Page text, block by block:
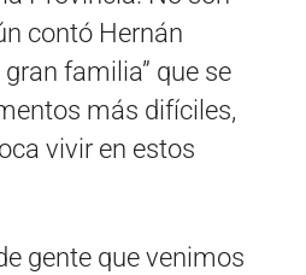
contó Hernán
familia” que se
más difíciles,
vivir en estos
gente que venimos